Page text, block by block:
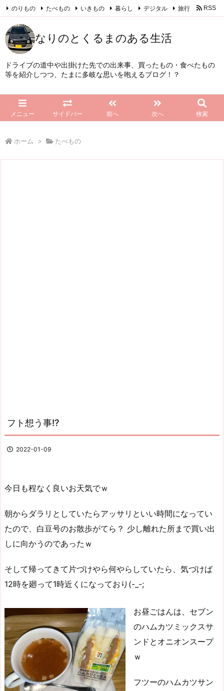
なりのとくるまのある生活
ドライブの道中や出掛けた先での出来事、買ったもの・食べたもの
等を紹介しつつ、たまに多岐な思いを咆えるブログ！？
メニュー サイドバー 前へ 次へ 検索
のりもの たべもの いきもの 暮らし デジタル 旅行 RSS
Feedly
ホーム > たべもの
フト想う事!?
2022-01-09
今日も程なく良いお天気でｗ
朝からダラリとしていたらアッサリといい時間になってい
たので、白豆号のお散歩がてら？ 少し離れた所まで買い出
しに向かうのであったｗ
そして帰ってきて片づけやら何やらしていたら、気づけば
12時を廻って1時近くになっており(-_-;
お昼ごはんは、セブン
のハムカツミックスサ
ンドとオニオンスープ
ｗ
フツーのハムカツサン